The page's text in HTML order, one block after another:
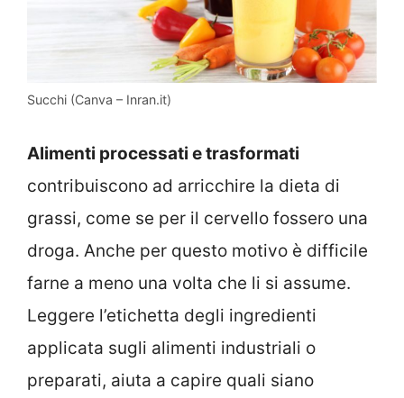
Succhi (Canva – Inran.it)
Alimenti processati e trasformati
contribuiscono ad arricchire la dieta di
grassi, come se per il cervello fossero una
droga. Anche per questo motivo è difficile
farne a meno una volta che li si assume.
Leggere l’etichetta degli ingredienti
applicata sugli alimenti industriali o
preparati, aiuta a capire quali siano